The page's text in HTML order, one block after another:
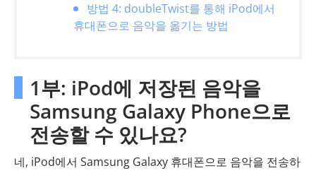
방법 4: doubleTwist를 통해 iPod에서
휴대폰으로 음악을 옮기는 방법
1부: iPod에 저장된 음악을
Samsung Galaxy Phone으로
전송할 수 있나요?
네, iPod에서 Samsung Galaxy 휴대폰으로 음악을 전송하